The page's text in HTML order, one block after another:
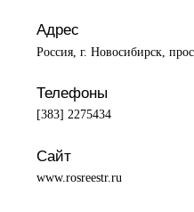
Адрес
Россия, г. Новосибирск,
Телефоны
[383] 2275434
Сайт
www.rosreestr.ru